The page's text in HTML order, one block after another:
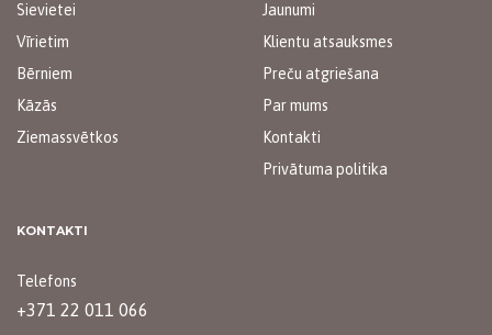
Sievietei
Vīrietim
Bērniem
Kāzās
Ziemassvētkos
Jaunumi
Klientu atsauksmes
Preču atgriešana
Par mums
Kontakti
Privātuma politika
KONTAKTI
Telefons
+371 22 011 066